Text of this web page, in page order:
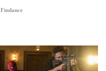
Findance